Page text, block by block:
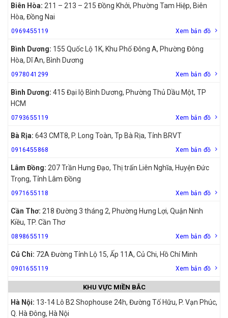
Biên Hòa: 211 – 213 – 215 Đồng Khởi, Phường Tam Hiệp, Biên
Hòa, Đồng Nai
0969455119 Xem bản đồ
Bình Dương: 155 Quốc Lộ 1K, Khu Phố Đông A, Phường Đông
Hòa, Dĩ An, Bình Dương
0978041299 Xem bản đồ
Bình Dương: 415 Đại lộ Bình Dương, Phường Thủ Dầu Một, TP
HCM
0793655119 Xem bản đồ
Bà Rịa: 643 CMT8, P. Long Toàn, Tp Bà Rịa, Tỉnh BRVT
0916455868 Xem bản đồ
Lâm Đồng: 207 Trần Hưng Đạo, Thị trấn Liên Nghĩa, Huyện Đức
Trọng, Tỉnh Lâm Đồng
0971655118 Xem bản đồ
Cần Thơ: 218 Đường 3 tháng 2, Phường Hưng Lợi, Quận Ninh
Kiều, TP. Cần Thơ
0898655119 Xem bản đồ
Củ Chi: 72A Đường Tỉnh Lộ 15, Ấp 11A, Củ Chi, Hồ Chí Minh
0901655119 Xem bản đồ
KHU VỰC MIỀN BẮC
Hà Nội: 13-14 Lô B2 Shophouse 24h, Đường Tố Hữu, P. Vạn Phúc,
Q. Hà Đông, Hà Nội